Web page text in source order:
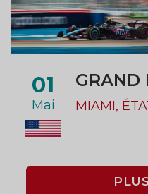
01
Mai
GRAND
MIAMI,